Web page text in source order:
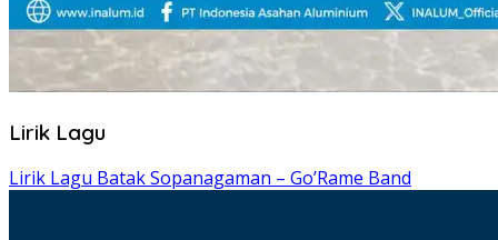
Lirik Lagu
Lirik Lagu Batak Sopanagaman – Go’Rame Band